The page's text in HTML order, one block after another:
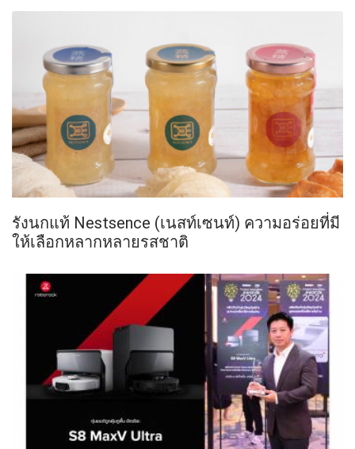
รังนกแท้ Nestsence (เนสท์เซนท์) ความอร่อยที่มี
ให้เลือกหลากหลายรสชาติ